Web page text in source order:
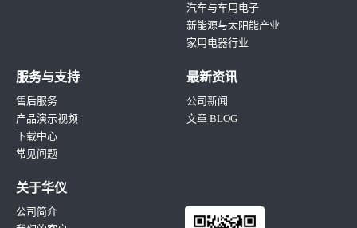
汽车与车用电子
新能源与太阳能产业
家用电器行业
服务与支持
售后服务
产品演示视频
下载中心
常见问题
最新资讯
公司新闻
文章 BLOG
关于华仪
公司简介